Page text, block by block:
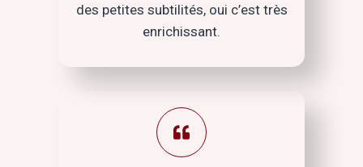
des petites subtilités, oui c’est très
enrichissant.